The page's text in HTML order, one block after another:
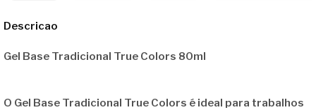
Descricao
Gel Base Tradicional True Colors 80ml
O Gel Base Tradicional True Colors é ideal para trabalhos